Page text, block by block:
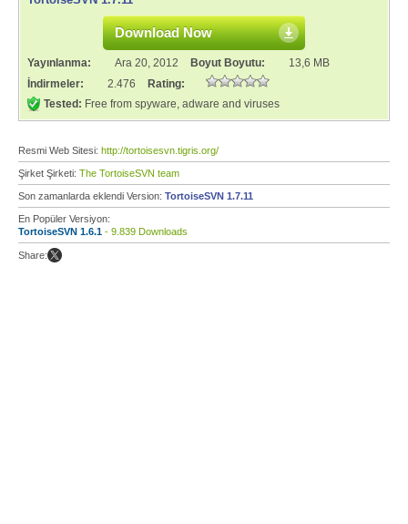
Download Now
Yayınlanma: Ara 20, 2012 Boyut Boyutu:
13,6 MB
İndirmeler:
2.476
Rating:
Tested: Free from spyware, adware and viruses
Resmi Web Sitesi: http://tortoisesvn.tigris.org/
Şirket Şirketi: The TortoiseSVN team
Son zamanlarda eklendi Version: TortoiseSVN 1.7.11
En Popüler Versiyon:
TortoiseSVN 1.6.1 - 9.839 Downloads
Share: